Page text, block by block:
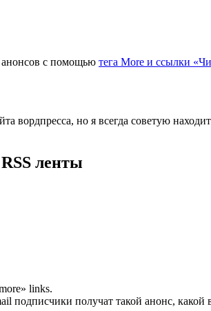
анонсов с помощью тега More и ссылки
вордпресса, но я всегда советую
ленты
links.
подписчики получат такой анонс,